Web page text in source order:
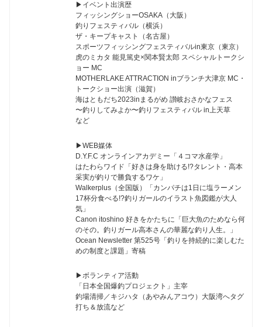
▶︎イベント出演歴
フィッシングショーOSAKA（大阪）
釣りフェスティバル（横浜）
ザ・キープキャスト（名古屋）
スポーツフィッシングフェスティバルin東京（東京）
虎のミカタ 能見篤史×関本賢太郎 スペシャルトークシ
ョー MC
MOTHERLAKE ATTRACTION inブランチ大津京 MC・
トークショー出演（滋賀）
海はともだち2023inまるがめ 讃岐おさかなフェス
〜釣りしてみよか〜釣りフェスティバル in上天草
など
▶︎WEB媒体
D.Y.F.C オンラインアカデミー「４コマ水産学」
はたわらワイド「好きは身を助ける!?タレント・高本
采実が釣りで勝負するワケ」
Walkerplus（全国版）「カンパチは1日に塩ラーメン
17杯分食べる!?釣りガールのイラスト魚図鑑が大人
気」
Canon itoshino 好きをかたちに「巨大魚のためなら何
のその。釣りガール高本さんの華麗な釣り人生。」
Ocean Newsletter 第525号「釣りを持続的に楽しむた
めの制度と課題」寄稿
▶︎ボランティア活動
「日本全国爆釣プロジェクト」主宰
釣場清掃／キジハタ（あやみんアコウ）大阪湾へタグ
打ち＆放流など